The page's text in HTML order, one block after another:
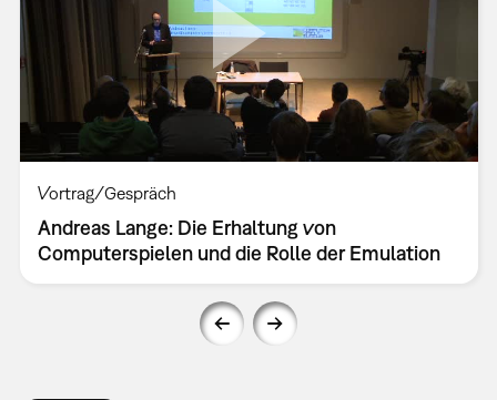
Vortrag/Gespräch
Andreas Lange: Die Erhaltung von
Computerspielen und die Rolle der Emulation